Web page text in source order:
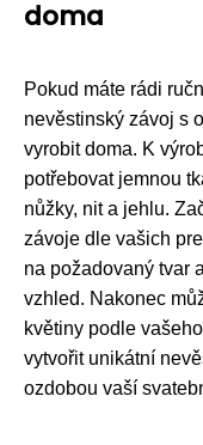
doma
Pokud máte rádi
nevěstinský závoj s
vyrobit doma. K
potřebovat jemnou
nůžky, nit a jehlu.
závoje dle vašich
na požadovaný tvar
vzhled. Nakonec
květiny podle
vytvořit unikátní
ozdobou vaší